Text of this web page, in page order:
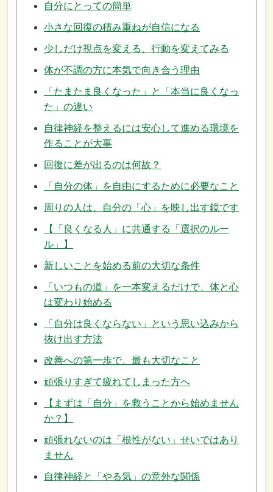
自分にとっての簡単
小さな回復の積み重ねが自信になる
少しだけ視点を変える、行動を変えてみる
体が不調の方に本気で向き合う理由
「たまたま良くなった」と「本当に良くなっ
た」の違い
自律神経を整えるには安心して進める環境を
作ることが大事
回復に差が出るのは何故？
「自分の体」を自由にするために必要なこと
周りの人は、自分の「心」を映し出す鏡です
【「良くなる人」に共通する「選択のルー
ル」】
新しいことを始める前の大切な条件
「いつもの道」を一本変えるだけで、体と心
は変わり始める
「自分は良くならない」という思い込みから
抜け出す方法
改善への第一歩で、最も大切なこと
頑張りすぎて疲れてしまった方へ
【まずは「自分」を救うことから始めません
か？】
頑張れないのは「根性がない」せいではあり
ません
自律神経と「やる気」の意外な関係